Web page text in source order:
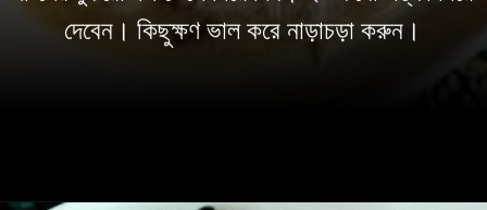
দেবেন। কিছুক্ষণ ভাল করে নাড়াচড়া করুন।